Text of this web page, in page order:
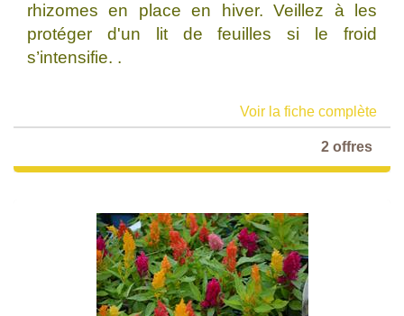
rhizomes en place en hiver. Veillez à les
protéger d'un lit de feuilles si le froid
s’intensifie. .
Voir la fiche complète
2 offres